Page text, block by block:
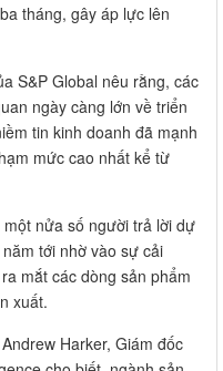
tháng, gây áp lực lên
S&P Global nêu rằng, các
ngày càng lớn về triển
tin kinh doanh đã mạnh
mức cao nhất kể từ
nửa số người trả lời dự
tới nhờ vào sự cải
mắt các dòng sản phẩm
xuất.
Harker, Giám đốc